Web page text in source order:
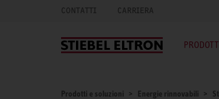
CONTATTI CARRIERA
Prodotti e soluzioni Energie rinnovabili